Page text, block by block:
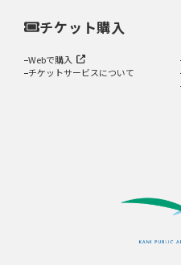
チケット購入
Webで購入
チケットサービスについて